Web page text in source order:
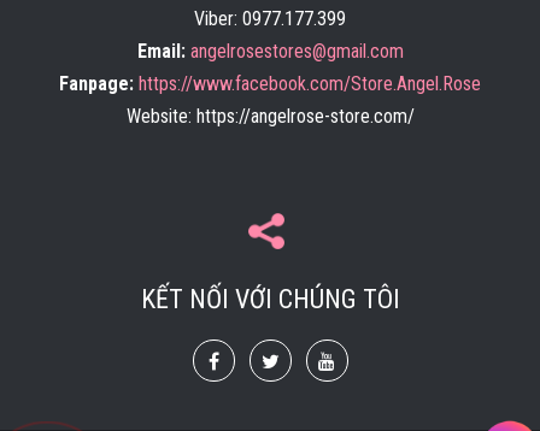
Bánh Dẻo Nhân Trà Xanh
45.000đ
Bánh Nướng Đậu Đỏ Chay
Viber: 0977.177.399
Email: angelrosestores@gmail.com
Fanpage: https://www.facebook.com/Store.Angel.Rose
Website: https://angelrose-store.com/
KẾT NỐI VỚI CHÚNG TÔI